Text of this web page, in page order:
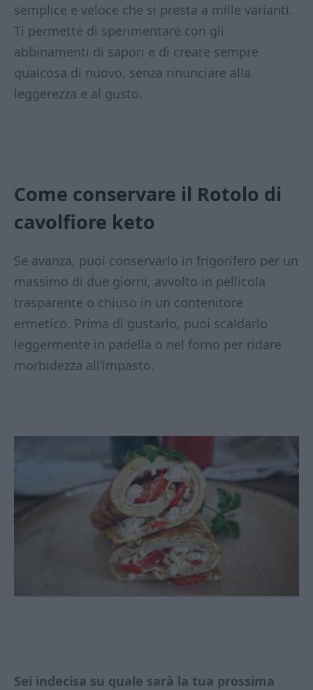
semplice e veloce che si presta a mille varianti.
Ti permette di sperimentare con gli
abbinamenti di sapori e di creare sempre
qualcosa di nuovo, senza rinunciare alla
leggerezza e al gusto.
Come conservare il Rotolo di
cavolfiore keto
Se avanza, puoi conservarlo in frigorifero per un
massimo di due giorni, avvolto in pellicola
trasparente o chiuso in un contenitore
ermetico. Prima di gustarlo, puoi scaldarlo
leggermente in padella o nel forno per ridare
morbidezza all’impasto.
Sei indecisa su quale sarà la tua prossima